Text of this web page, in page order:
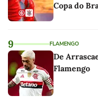
Copa do
9 FLAMENGO
De
Flamengo